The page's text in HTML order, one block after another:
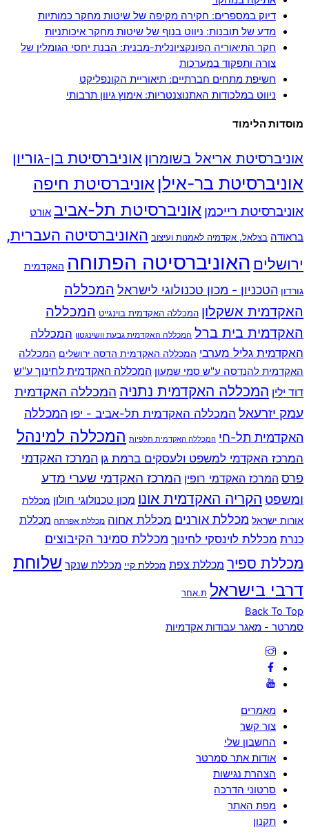
דיוק במספרים: חקירה מקיפה של שיטות מחקר כמותיות
מדע של תובנות: ניווט בנוף של שיטות מחקר איכותניות
חקר התיאוריה הפונקציונלית-מבנית: הבנת יחסי הגומלין של
צורה ותפקוד במערכות
חשיפת מתחים חברתיים: תיאוריית הקונפליקט
ניווט במלכודות האתנוצנטריות: אימוץ גיוון תרבותי
מוסדות הלימוד
אוניברסיטת אריאל בשומרון אוניברסיטת בן-גוריון
אוניברסיטת בר-אילן אוניברסיטת חיפה
אוניברסיטת רייכמן אוניברסיטת תל-אביב אורט
בראודה בצלאל, אקדמיה לאמנות ועיצוב האוניברסיטה העברית,
ירושלים האוניברסיטה הפתוחה האקדמית
גורדון הטכניון - מכון טכנולוגי לישראל המכללה
האקדמית אשקלון המכללה האקדמית בוינגייט המכללה
האקדמית בית ברל המכללה האקדמית גבעת וושינגטון המכללה
האקדמית גליל מערבי המכללה האקדמית הדסה ירושלים המכללה
האקדמית להנדסה ע"ש סמי שמעון המכללה האקדמית לחינוך ע"ש
דוד ילין המכללה האקדמית נתניה המכללה האקדמית
עמק יזרעאל המכללה האקדמית תל-אביב - יפו המכללה
האקדמית תל-חי המכללה האקדמית תלפיות המכללה למינהל
המרכז האקדמי למשפט ולעסקים ברמת גן המרכז האקדמי
פרס המרכז האקדמי רופין המרכז האקדמי שערי מדע
ומשפט הקריה האקדמית אונו מכון טכנולוגי חולון מכללת
אורות ישראל מכללת אורנים מכללת אחוה מכללת אפרתה מכללת
כנרת מכללת לוינסקי לחינוך מכללת סמינר הקיבוצים
מכללת ספיר מכללת צפת מכללת קיי מכללת שנקר שלוחת
דרבי בישראל ת.אחר
Back To Top
סמרטר - מאגר עבודות אקדמיות
מאמרים
צור קשר
החשבון שלי
אודות אתר סמרטר
הצהרת נגישות
סרטוני הדרכה
מפת האתר
תקנון